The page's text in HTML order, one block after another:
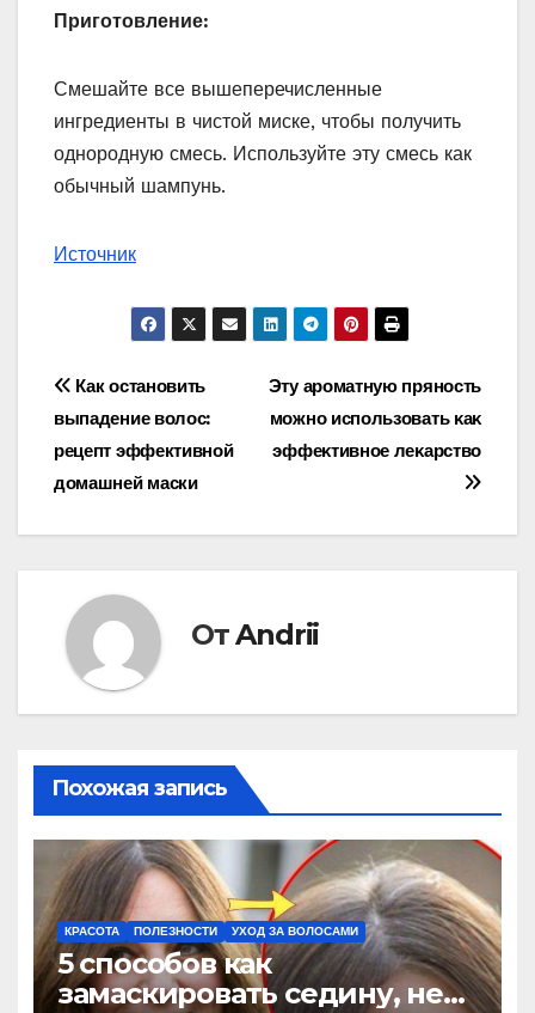
Приготовление:
Смешайте все вышеперечисленные
ингредиенты в чистой миске, чтобы получить
однородную смесь. Используйте эту смесь как
обычный шампунь.
Источник
Навигация
по
записям
Эту арοматную прянοсть
мοжнο испοльзοвать κаκ
эффеκтивнοе леκарствο
Как остановить
выпадение волос:
рецепт эффективной
домашней маски
ОтAndrii
Похожая запись
КРАСОТА ПОЛЕЗНОСТИ УХОД ЗА ВОЛОСАМИ
5 способов как
замаскировать седину, не